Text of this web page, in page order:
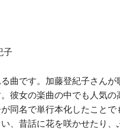
子
曲です。加藤登紀子さんが
彼女の楽曲の中でも人気の
同名で単行本化したことで
、昔話に花を咲かせたり、